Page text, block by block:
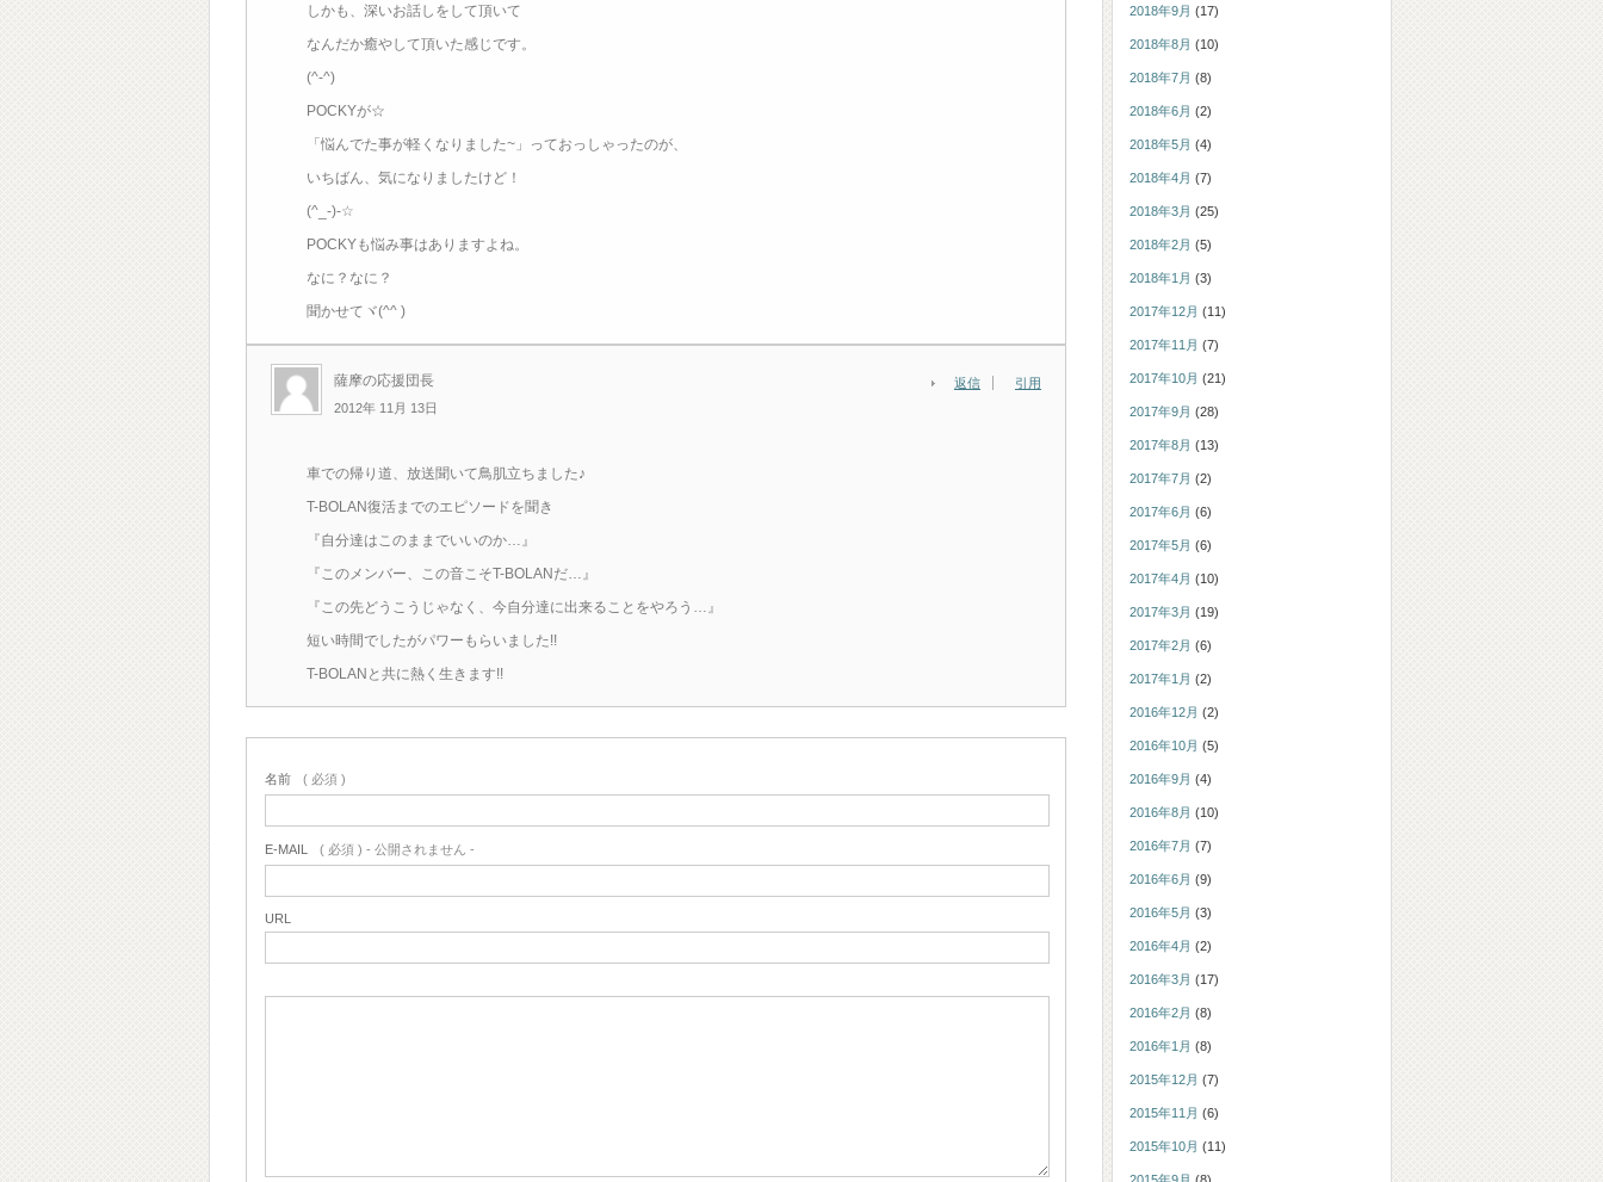
しかも、深いお話しをして頂いて
なんだか癒やして頂いた感じです。
(^-^)
POCKYが☆
「悩んでた事が軽くなりました~」っておっしゃったのが、
いちばん、気になりましたけど！
(^_-)-☆
POCKYも悩み事はありますよね。
なに？なに？
聞かせてヾ(^^ )
薩摩の応援団長
2012年 11月 13日
返信 引用
車での帰り道、放送聞いて鳥肌立ちました♪
T-BOLAN復活までのエピソードを聞き
『自分達はこのままでいいのか…』
『このメンバー、この音こそT-BOLANだ…』
『この先どうこうじゃなく、今自分達に出来ることをやろう…』
短い時間でしたがパワーもらいました!!
T-BOLANと共に熱く生きます!!
名前 ( 必須 )
E-MAIL ( 必須 ) - 公開されません -
URL
2018年9月 (17)
2018年8月 (10)
2018年7月 (8)
2018年6月 (2)
2018年5月 (4)
2018年4月 (7)
2018年3月 (25)
2018年2月 (5)
2018年1月 (3)
2017年12月 (11)
2017年11月 (7)
2017年10月 (21)
2017年9月 (28)
2017年8月 (13)
2017年7月 (2)
2017年6月 (6)
2017年5月 (6)
2017年4月 (10)
2017年3月 (19)
2017年2月 (6)
2017年1月 (2)
2016年12月 (2)
2016年10月 (5)
2016年9月 (4)
2016年8月 (10)
2016年7月 (7)
2016年6月 (9)
2016年5月 (3)
2016年4月 (2)
2016年3月 (17)
2016年2月 (8)
2016年1月 (8)
2015年12月 (7)
2015年11月 (6)
2015年10月 (11)